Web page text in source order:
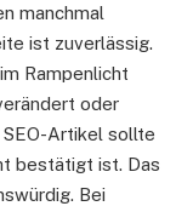
manchmal
ist zuverlässig.
Rampenlicht
oder
Artikel sollte
bestätigt ist. Das
Bei